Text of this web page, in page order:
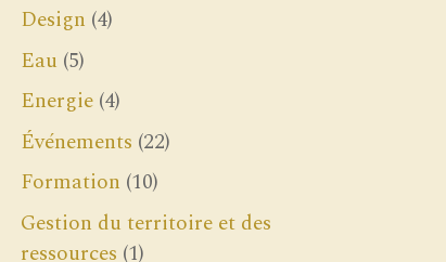
Design (4)
Eau (5)
Energie (4)
Événements (22)
Formation (10)
Gestion du territoire et des
ressources (1)